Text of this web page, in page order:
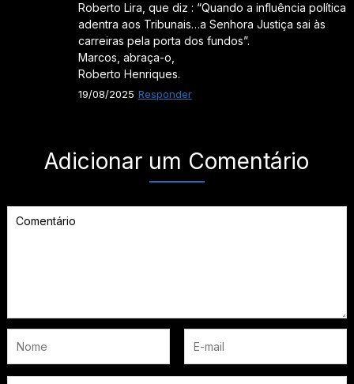
Roberto Lira, que diz : “Quando a influência política
adentra aos Tribunais…a Senhora Justiça sai às
carreiras pela porta dos fundos”.
Marcos, abraça-o,
Roberto Henriques.
19/08/2025 Responder
Adicionar um Comentário